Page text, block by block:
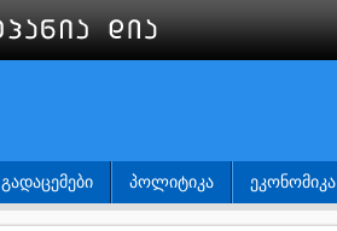
ᲒᲐᲓᲐᲪᲔᲛᲔᲑᲘ ᲞᲝᲚᲘᲢᲘᲙᲐ ᲔᲙᲝᲜᲝᲛᲘᲙᲐ